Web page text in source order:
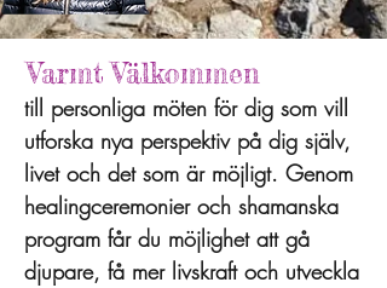
Varmt Välkommen
till personliga möten för dig som vill
utforska nya perspektiv på dig själv,
livet och det som är möjligt. Genom
healingceremonier och shamanska
program får du möjlighet att gå
djupare, få mer livskraft och utveckla